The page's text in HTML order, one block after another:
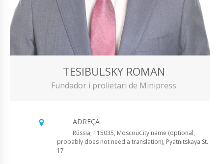
TESIBULSKY ROMAN
Fundador i prolietari de Minipress
ADREÇA
Rússia, 115035, MoscouCity name (optional,
probably does not need a translation), Pyatnitskaya St.
17